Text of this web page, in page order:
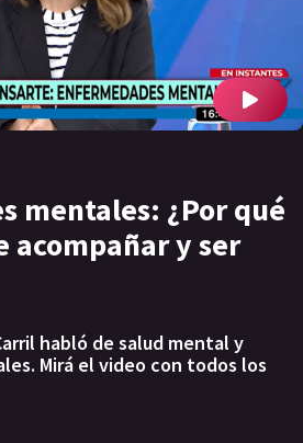
mentales: ¿Por qué
acompañar y ser
habló de salud mental y
Mirá el video con todos los